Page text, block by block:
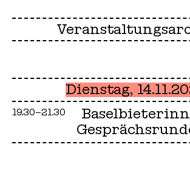
Dienstag,
19.30–21.30